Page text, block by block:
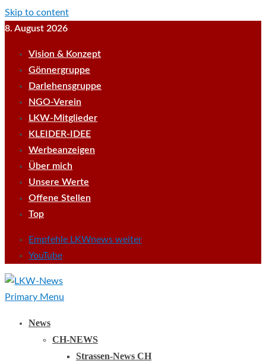
Skip to content
8. August 2026
Vision & Konzept
Gönnergruppe
Darlehensgruppe
NGO-Verein
LKW-Mitglieder
KLEIDER-IDEE
Werbeanzeigen
Über mich
Unsere Werte
Offene Stellen
Top
Empfehle LKWnews weiter
YouTube
Primary Menu
News
CH-NEWS
Strassen-News CH